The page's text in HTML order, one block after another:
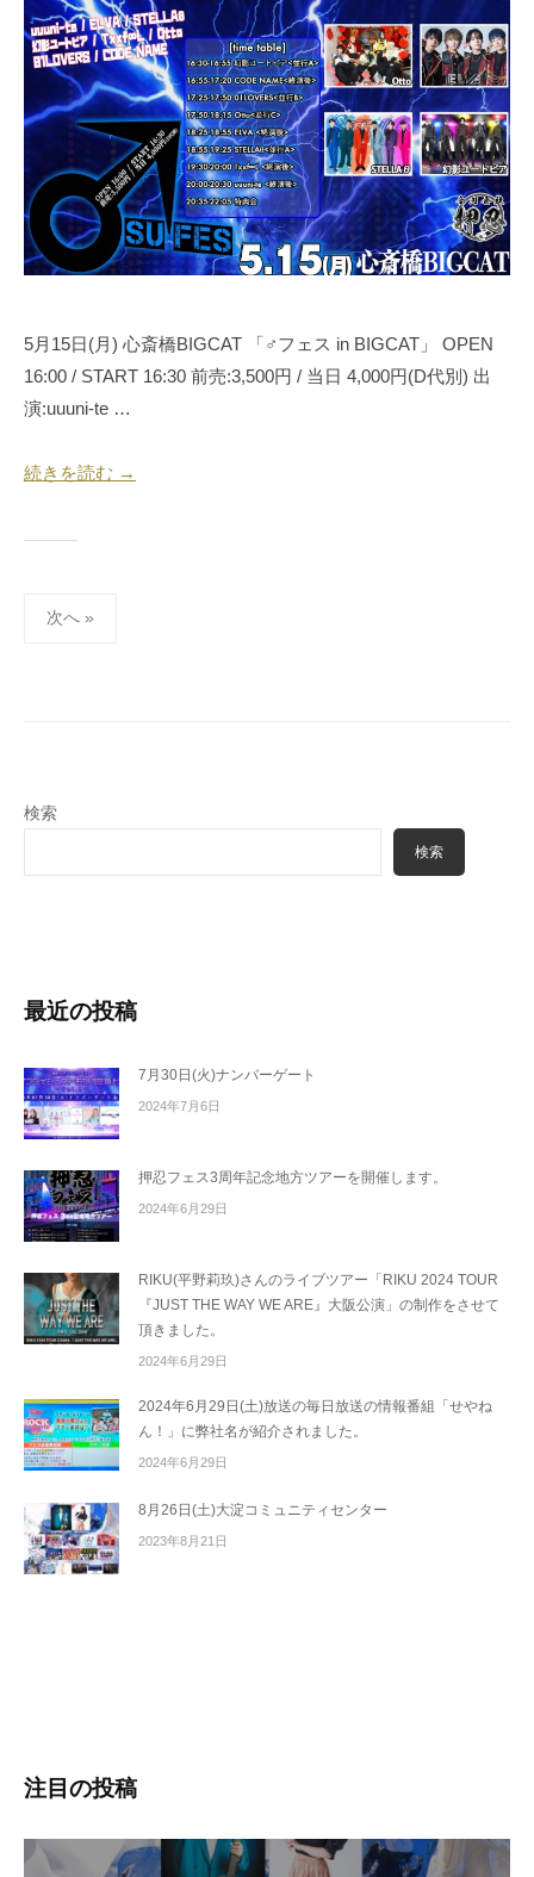
年
5
1
9
日
会
社
忍
代
表
奥
野
拓
也
5月15日(月) 心斎橋BIGCAT 「♂フェス in BIGCAT」 OPEN
16:00 / START 16:30 前売:3,500円 / 当日 4,000円(D代別) 出
演:uuuni-te …
続きを読む →
送
次へ »
検索
検索
最近の投稿
7月30日(火)ナンバーゲート
2024年7月6日
押忍フェス3周年記念地方ツアーを開催します。
2024年6月29日
RIKU(平野莉玖)さんのライブツアー「RIKU 2024 TOUR
『JUST THE WAY WE ARE』大阪公演」の制作をさせて
頂きました。
2024年6月29日
2024年6月29日(土)放送の毎日放送の情報番組「せやね
ん！」に弊社名が紹介されました。
2024年6月29日
8月26日(土)大淀コミュニティセンター
2023年8月21日
注目の投稿